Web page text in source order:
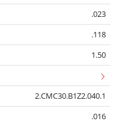
.023
.118
1.50
2.CMC30.B1Z2.040.1
.016